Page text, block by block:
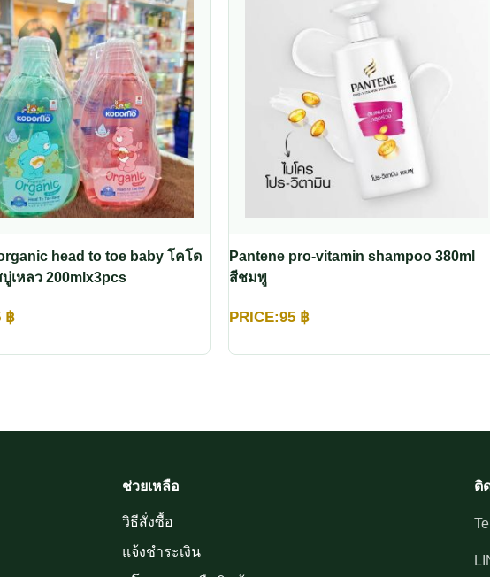
head to toe baby โคโด
โม แชมพูสบู่เหลว 200mlx3pcs
฿
Pantene pro-vitamin shampoo 380ml
สีชมพู
PRICE:95 ฿
ช่วยเหลือ
วิธีสั่งซื้อ
แจ้งชำระเงิน
ติ